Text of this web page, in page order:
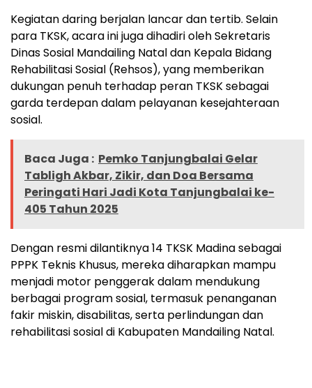
Kegiatan daring berjalan lancar dan tertib. Selain
para TKSK, acara ini juga dihadiri oleh Sekretaris
Dinas Sosial Mandailing Natal dan Kepala Bidang
Rehabilitasi Sosial (Rehsos), yang memberikan
dukungan penuh terhadap peran TKSK sebagai
garda terdepan dalam pelayanan kesejahteraan
sosial.
Baca Juga : Pemko Tanjungbalai Gelar
Tabligh Akbar, Zikir, dan Doa Bersama
Peringati Hari Jadi Kota Tanjungbalai ke-
405 Tahun 2025
Dengan resmi dilantiknya 14 TKSK Madina sebagai
PPPK Teknis Khusus, mereka diharapkan mampu
menjadi motor penggerak dalam mendukung
berbagai program sosial, termasuk penanganan
fakir miskin, disabilitas, serta perlindungan dan
rehabilitasi sosial di Kabupaten Mandailing Natal.